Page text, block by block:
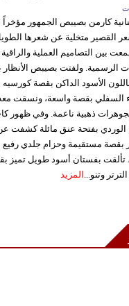
كارمن بصيبص الجمهور
القصير متخلية عن شعرها الطويل
بين التصاميم العملية
الرسمية. ولفتت بصيبص
الأسود الداكن بقصة كورسيه
السفلي بقصة واسعة، ونسقت
ذهبية ناعمة. وفي ظهور
الوردي بفتحة عنق مائلة كشفت
بقصة مستقيمة وحزام جلدي رفيع
تألقت بفستان أسود طويل تميز
وتنو... المزيد